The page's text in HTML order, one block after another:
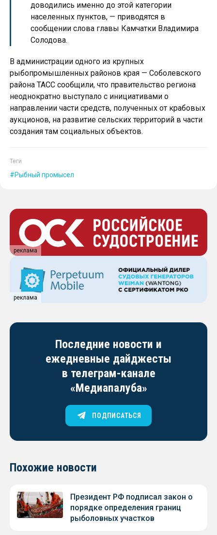
доводились именно до этой категории
населенных пунктов, — приводятся в
сообщении слова главы Камчатки Владимира
Солодова.
В администрации одного из крупных
рыбопромышленных районов края — Соболевского
района ТАСС сообщили, что правительство региона
неоднократно выступало с инициативами о
направлении части средств, полученных от крабовых
аукционов, на развитие сельских территорий в части
создания там социальных объектов.
Теги
Рыбный промысел
реклама
реклама
Последние новости и
ежедневные дайджесты
в телеграм-канале
«Медиапалуба»
ПОДПИСАТЬСЯ
Похожие новости
Президент РФ подписал закон о
порядке определения границ
рыболовных участков